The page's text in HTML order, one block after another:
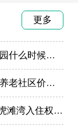
更多
佛山禅园装修完了吗？，预定泰康之家禅园什么时候选房入住?
内蒙古泰康之家蒙园最新消息，呼市蒙园养老社区价格表
200万住大连泰康虎滩湾，20万每年锁定虎滩湾入住权政策